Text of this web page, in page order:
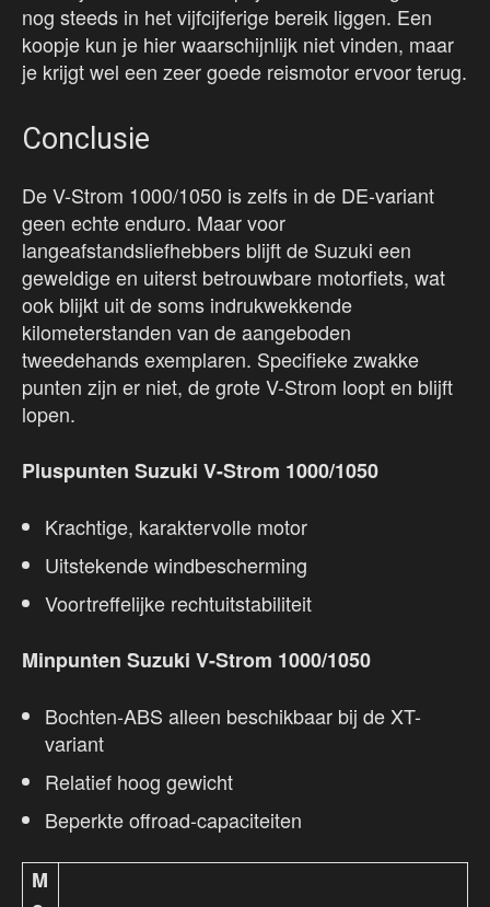
nog steeds in het vijfcijferige bereik liggen. Een
koopje kun je hier waarschijnlijk niet vinden, maar
je krijgt wel een zeer goede reismotor ervoor terug.
Conclusie
De V-Strom 1000/1050 is zelfs in de DE-variant
geen echte enduro. Maar voor
langeafstandsliefhebbers blijft de Suzuki een
geweldige en uiterst betrouwbare motorfiets, wat
ook blijkt uit de soms indrukwekkende
kilometerstanden van de aangeboden
tweedehands exemplaren. Specifieke zwakke
punten zijn er niet, de grote V-Strom loopt en blijft
lopen.
Pluspunten Suzuki V-Strom 1000/1050
Krachtige, karaktervolle motor
Uitstekende windbescherming
Voortreffelijke rechtuitstabiliteit
Minpunten Suzuki V-Strom 1000/1050
Bochten-ABS alleen beschikbaar bij de XT-
variant
Relatief hoog gewicht
Beperkte offroad-capaciteiten
M